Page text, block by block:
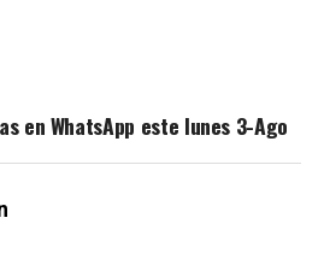
en WhatsApp este lunes 3-Ago